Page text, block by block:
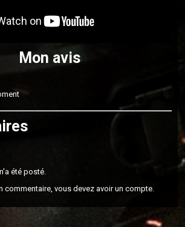
Mon avis
été posté.
commentaire, vous devez avoir un compte.